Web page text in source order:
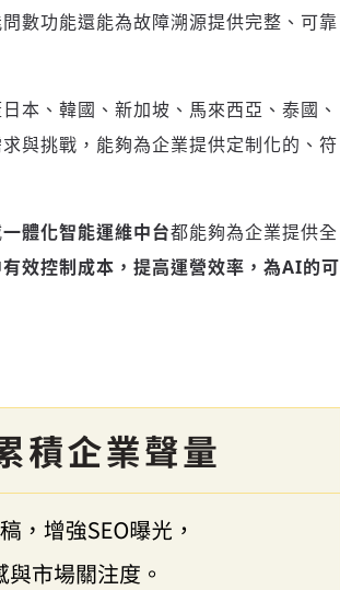
數功能還能為故障溯源提供完整、可靠
本、韓國、新加坡、馬來西亞、泰國、
與挑戰，能夠為企業提供定制化的、符
一體化智能運維中台都能夠為企業提供全
效控制成本，提高運營效率，為AI的可